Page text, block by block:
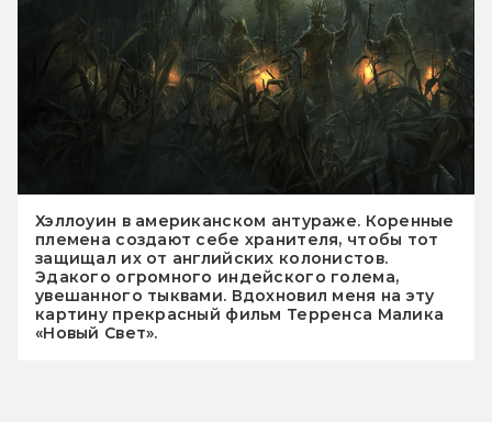
Хэллоуин в американском антураже. Коренные
племена создают себе хранителя, чтобы тот
защищал их от английских колонистов.
Эдакого огромного индейского голема,
увешанного тыквами. Вдохновил меня на эту
картину прекрасный фильм Терренса Малика
«Новый Свет».